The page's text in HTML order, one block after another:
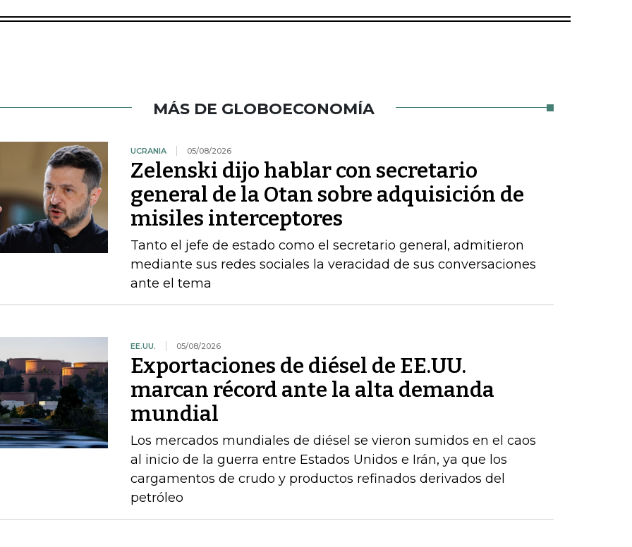
MÁS DE GLOBOECONOMÍA
UCRANIA 05/08/2026
Zelenski dijo hablar con secretario
general de la Otan sobre adquisición de
misiles interceptores
Tanto el jefe de estado como el secretario general, admitieron
mediante sus redes sociales la veracidad de sus conversaciones
ante el tema
EE.UU. 05/08/2026
Exportaciones de diésel de EE.UU.
marcan récord ante la alta demanda
mundial
Los mercados mundiales de diésel se vieron sumidos en el caos
al inicio de la guerra entre Estados Unidos e Irán, ya que los
cargamentos de crudo y productos refinados derivados del
petróleo